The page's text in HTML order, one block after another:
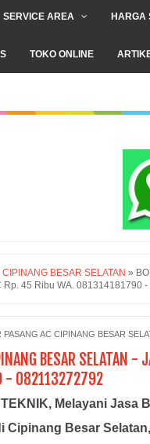
SERVICE AREA HARGA
TOKO ONLINE
BESAR SELATAN »
Rp. 45 Ribu WA. 081314181790
PASANG AC CIPINANG BESAR
BESAR
- 082113272792
Melayani Jasa
Cipinang Besar Selatan,